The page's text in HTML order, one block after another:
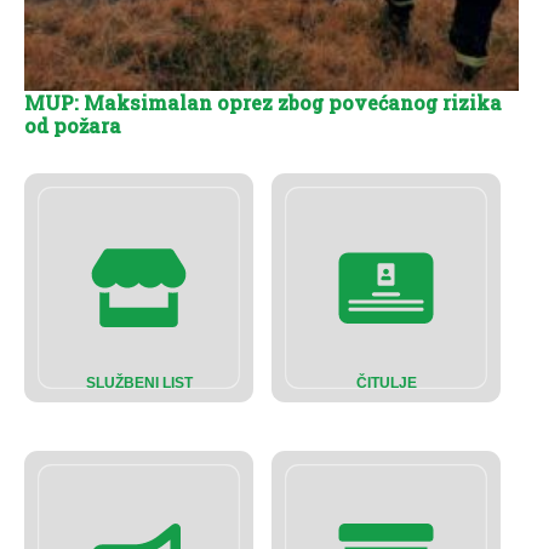
SLUŽBENI LIST ČITULJE
MUP: Maksimalan oprez zbog povećanog rizika
od požara